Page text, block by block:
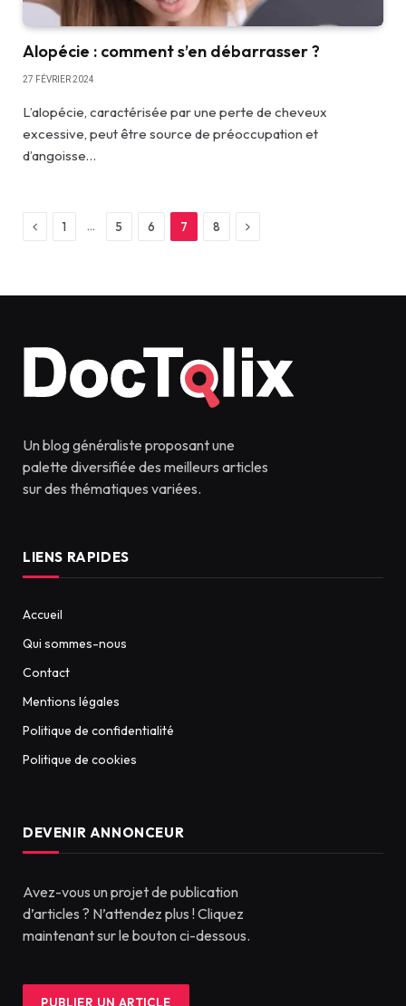
Alopécie : comment s’en débarrasser ?
27 FÉVRIER 2024
L’alopécie, caractérisée par une perte de cheveux
excessive, peut être source de préoccupation et
d’angoisse…
Previous
1 … 5 6 7 8 Next
Un blog généraliste proposant une
palette diversifiée des meilleurs articles
sur des thématiques variées.
LIENS RAPIDES
Accueil
Qui sommes-nous
Contact
Mentions légales
Politique de confidentialité
Politique de cookies
DEVENIR ANNONCEUR
Avez-vous un projet de publication
d’articles ? N’attendez plus ! Cliquez
maintenant sur le bouton ci-dessous.
PUBLIER UN ARTICLE